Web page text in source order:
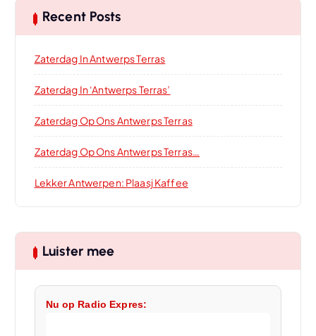
Recent Posts
Zaterdag In Antwerps Terras
Zaterdag In ‘Antwerps Terras’
Zaterdag Op Ons Antwerps Terras
Zaterdag Op Ons Antwerps Terras…
Lekker Antwerpen: Plaasj Kaffee
Luister mee
Nu op Radio Expres: